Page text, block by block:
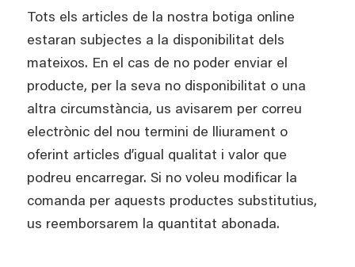
Tots els articles de la nostra botiga online
estaran subjectes a la disponibilitat dels
mateixos. En el cas de no poder enviar el
producte, per la seva no disponibilitat o una
altra circumstància, us avisarem per correu
electrònic del nou termini de lliurament o
oferint articles d’igual qualitat i valor que
podreu encarregar. Si no voleu modificar la
comanda per aquests productes substitutius,
us reemborsarem la quantitat abonada.